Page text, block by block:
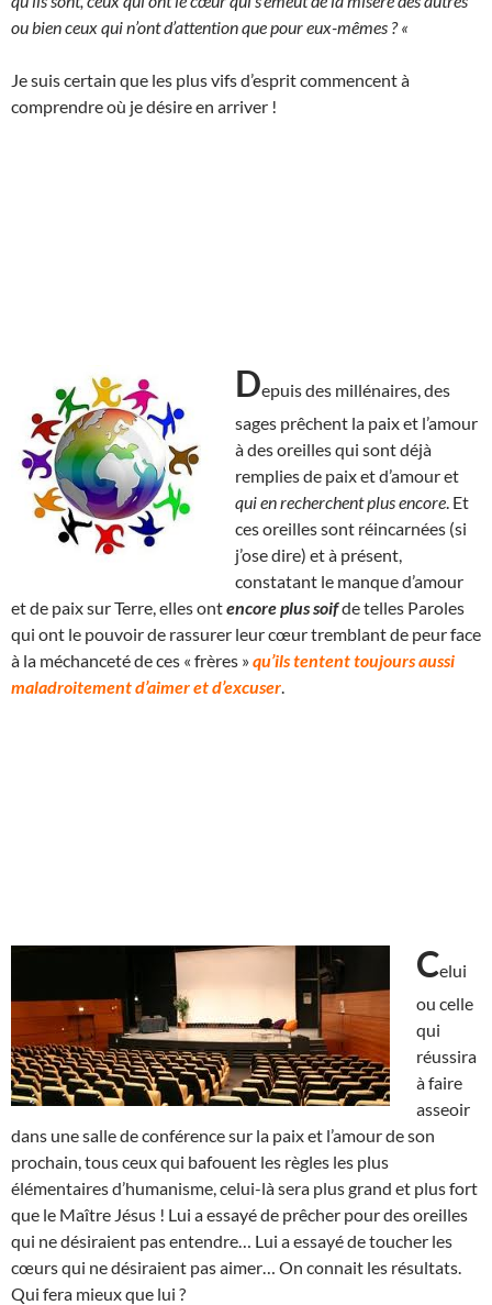
ou bien ceux qui n’ont d’attention que pour eux-mêmes ? «
Je suis certain que les plus vifs d’esprit commencent à
comprendre où je désire en arriver !
Depuis des millénaires, des
sages prêchent la paix et l’amour
à des oreilles qui sont déjà
remplies de paix et d’amour et
qui en recherchent plus encore . Et
ces oreilles sont réincarnées (si
j’ose dire) et à présent,
constatant le manque d’amour
et de paix sur Terre, elles ontencore plus soifde telles Paroles
qui ont le pouvoir de rassurer leur cœur tremblant de peur face
à la méchanceté de ces « frères »qu’ils tentent toujours aussi
maladroitement d’aimer et d’excuser
Celui
ou celle
qui
réussira
à faire
asseoir
dans une salle de conférence sur la paix et l’amour de son
prochain, tous ceux qui bafouent les règles les plus
élémentaires d’humanisme, celui-là sera plus grand et plus fort
que le Maître Jésus ! Lui a essayé de prêcher pour des oreilles
qui ne désiraient pas entendre… Lui a essayé de toucher les
cœurs qui ne désiraient pas aimer… On connait les résultats.
Qui fera mieux que lui ?